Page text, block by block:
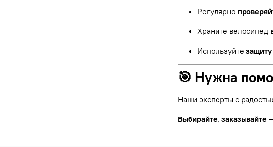
Регулярно
Храните велосипед
Используйте
🎯 Нужна
Наши эксперты с
Выбирайте, заказывайте